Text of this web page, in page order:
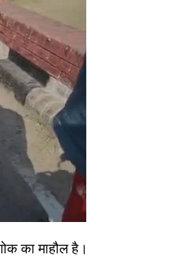
का माहौल है।